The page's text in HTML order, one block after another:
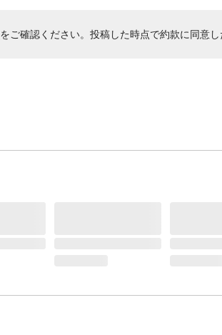
をご確認ください。投稿した時点で約款に同意し